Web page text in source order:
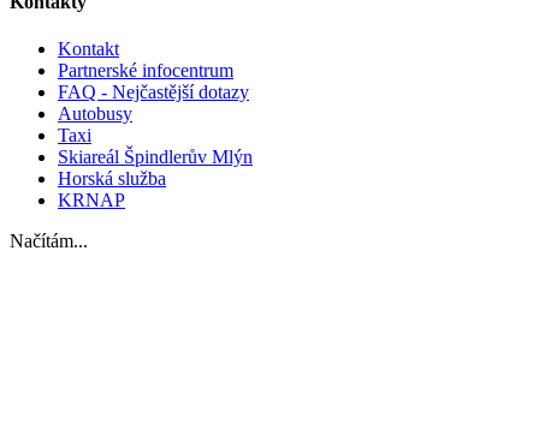
Kontakt
Partnerské infocentrum
FAQ - Nejčastější dotazy
Autobusy
Taxi
Skiareál Špindlerův Mlýn
Horská služba
KRNAP
Načítám...